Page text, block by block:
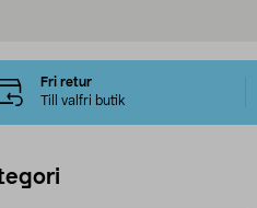
Fri retur
Till valfri butik